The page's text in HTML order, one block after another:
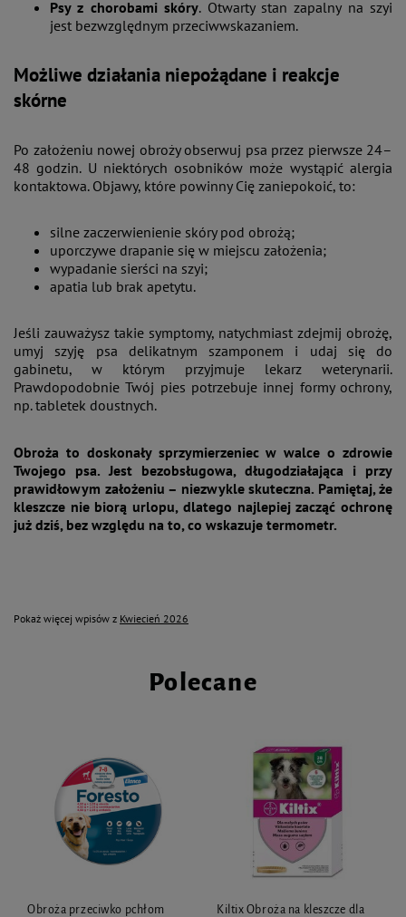
Psy z chorobami skóry. Otwarty stan zapalny na szyi
jest bezwzględnym przeciwwskazaniem.
Możliwe działania niepożądane i reakcje
skórne
Po założeniu nowej obroży obserwuj psa przez pierwsze 24–
48 godzin. U niektórych osobników może wystąpić alergia
kontaktowa. Objawy, które powinny Cię zaniepokoić, to:
silne zaczerwienienie skóry pod obrożą;
uporczywe drapanie się w miejscu założenia;
wypadanie sierści na szyi;
apatia lub brak apetytu.
Jeśli zauważysz takie symptomy, natychmiast zdejmij obrożę,
umyj szyję psa delikatnym szamponem i udaj się do
gabinetu, w którym przyjmuje lekarz weterynarii.
Prawdopodobnie Twój pies potrzebuje innej formy ochrony,
np. tabletek doustnych.
Obroża to doskonały sprzymierzeniec w walce o zdrowie
Twojego psa. Jest bezobsługowa, długodziałająca i przy
prawidłowym założeniu – niezwykle skuteczna. Pamiętaj, że
kleszcze nie biorą urlopu, dlatego najlepiej zacząć ochronę
już dziś, bez względu na to, co wskazuje termometr.
Pokaż więcej wpisów z Kwiecień 2026
Polecane
Obroża przeciwko pchłom
Kiltix Obroża na kleszcze dla